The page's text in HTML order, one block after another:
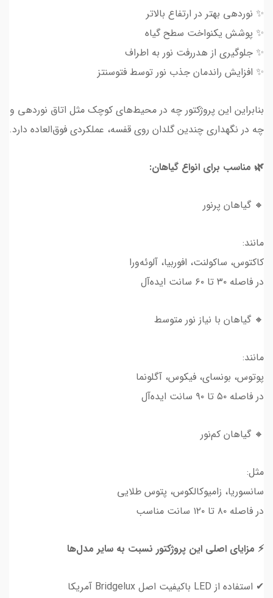
✨ نوردهی بهتر در ارتفاع بالاتر
✨ پوشش یکنواخت سطح گیاه
✨ جلوگیری از هدررفت نور به اطراف
✨ افزایش راندمان جذب نور توسط فتوسنتز
بنابراین این پروژکتور چه در محیط‌های کوچک مثل اتاق نوردهی و
چه در نگهداری چندین گلدان روی قفسه، عملکردی فوق‌العاده دارد.
🌿 مناسب برای انواع گیاهان:
🔸 گیاهان پرنور
مانند:
کاکتوس، ساکولنت، افوربیا، آلوئه‌ورا
در فاصله ۳۰ تا ۶۰ سانت ایده‌آل
🔸 گیاهان با نیاز نور متوسط
مانند:
پوتوس، بونسای، فیکوس، آگلونما
در فاصله ۵۰ تا ۹۰ سانت ایده‌آل
🔸 گیاهان کم‌نور
مثل:
سانسوریا، زامیوکالکوس، پتوس طلایی
در فاصله ۸۰ تا ۱۲۰ سانت مناسب
⚡ مزایای اصلی این پروژکتور نسبت به سایر مدل‌ها
✔ استفاده از LED باکیفیت اصل Bridgelux آمریکا